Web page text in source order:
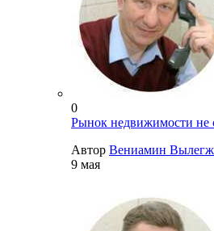
0
Рынок недвижимости не
Автор Вениамин
9 мая